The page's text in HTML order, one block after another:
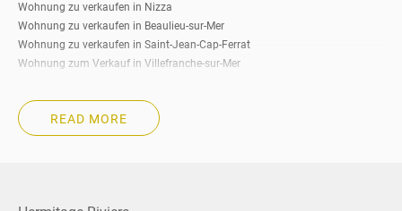
Wohnung zu verkaufen in Nizza
Wohnung zu verkaufen in Beaulieu-sur-Mer
Wohnung zu verkaufen in Saint-Jean-Cap-Ferrat
Wohnung zum Verkauf in Villefranche-sur-Mer
Wohnung zu verkaufen in Cap-d’Ail
Wohnung zum Verkauf in Roquebrune-Cap-Martin
Wohnung zum Verkauf in Beausoleil
READ MORE